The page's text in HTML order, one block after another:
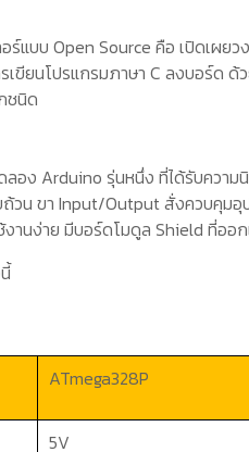
อร์แบบOpen Sourceคือ เปิดเผย
เขียนโปรแกรมภาษาCลงบอร์ด ด้
ชนิด
ลอง Arduinoรุ่นหนึ่ง ที่ได้รับความ
ถ้วน ขาInput/Outputสั่งควบคุม
งานง่าย มีบอร์ดโมดูลShieldที่ออ
ATmega328P
5V